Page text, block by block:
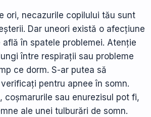
ori, necazurile copilului tău sunt
Dar uneori există o afecțiune
în spatele problemei. Atenție
între respirații sau probleme
ce dorm. S-ar putea să
pentru apnee în somn.
coșmarurile sau enurezisul pot fi,
ale unei tulburări de somn.